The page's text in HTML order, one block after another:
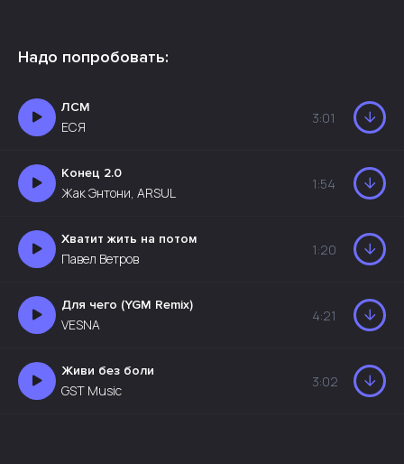
Надо попробовать:
ЛСМ
ЕСЯ
3:01
Конец 2.0
Жак Энтони, ARSUL
1:54
Хватит жить на потом
Павел Ветров
1:20
Для чего (YGM Remix)
VESNA
4:21
Живи без боли
GST Music
3:02